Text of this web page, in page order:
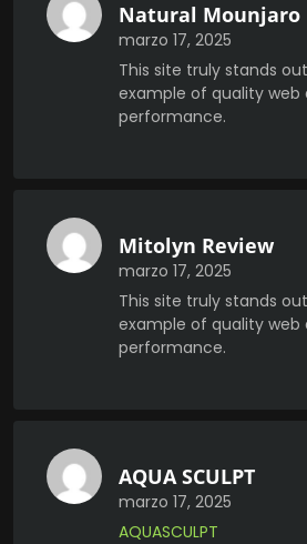
Natural Mounjaro
marzo 17, 2025
This site truly stands
example of quality web
performance.
Mitolyn Review
marzo 17, 2025
This site truly stands
example of quality web
performance.
AQUA SCULPT
marzo 17, 2025
AQUASCULPT